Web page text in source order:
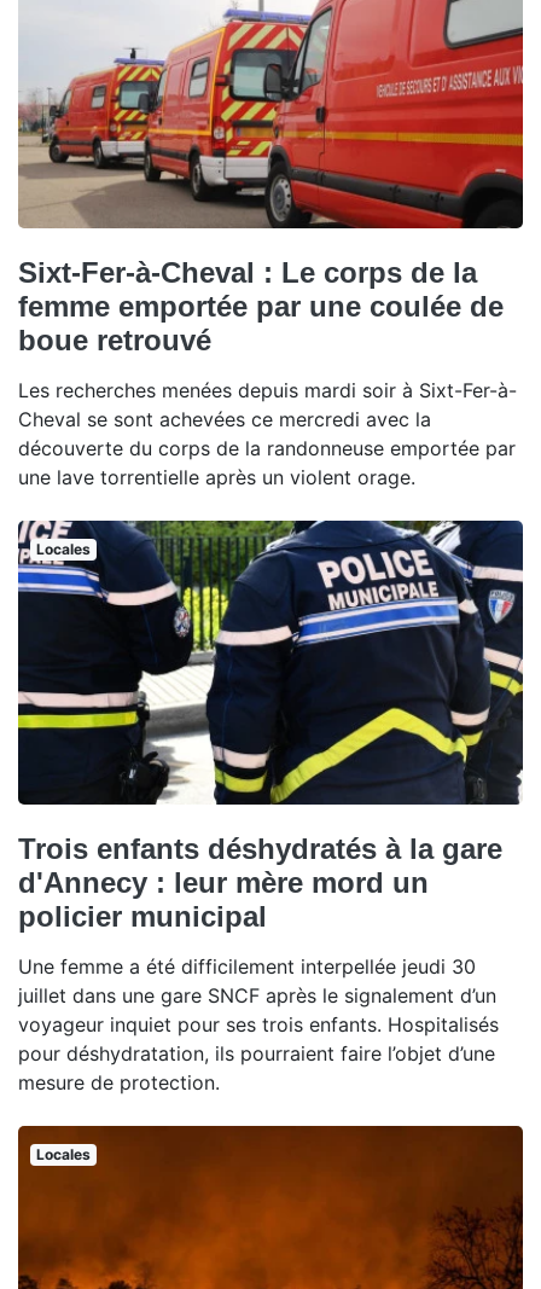
Sixt-Fer-à-Cheval : Le corps de la
femme emportée par une coulée de
boue retrouvé
Les recherches menées depuis mardi soir à Sixt-Fer-à-
Cheval se sont achevées ce mercredi avec la
découverte du corps de la randonneuse emportée par
une lave torrentielle après un violent orage.
Locales
Trois enfants déshydratés à la gare
d'Annecy : leur mère mord un
policier municipal
Une femme a été difficilement interpellée jeudi 30
juillet dans une gare SNCF après le signalement d’un
voyageur inquiet pour ses trois enfants. Hospitalisés
pour déshydratation, ils pourraient faire l’objet d’une
mesure de protection.
Locales